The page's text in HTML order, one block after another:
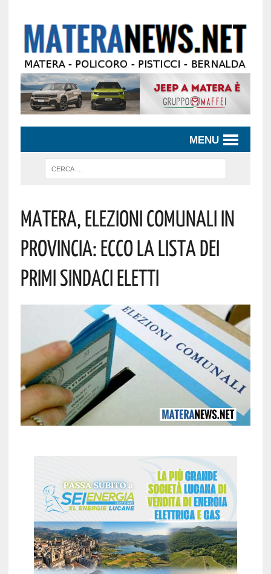
MENU
Matera, Elezioni Comunali In
Provincia: Ecco La Lista Dei
Primi Sindaci Eletti